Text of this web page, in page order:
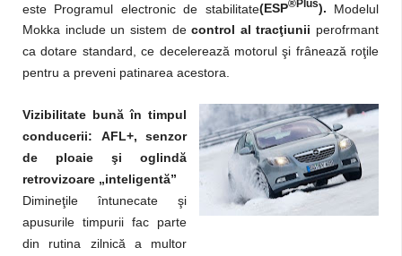
este Programul electronic de stabilitate(ESP®Plus). Modelul
Mokka include un sistem decontrol al tracţiunii perofrmant
ca dotare standard, ce decelerează motorul şi frânează roţile
pentru a preveni patinarea acestora.
Vizibilitate bună în timpul
conducerii: AFL+, senzor
de ploaie şi oglindă
retrovizoare „inteligentă”
Dimineţile întunecate şi
apusurile timpurii fac parte
din rutina zilnică a multor